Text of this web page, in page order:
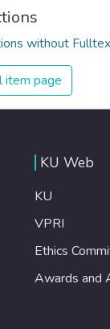
without
item page
KU Web
KU
VPRI
Ethics
Awards and